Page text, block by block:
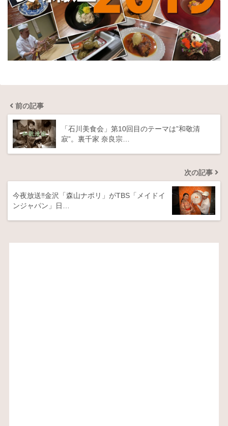
前の記事
「石川美食会」第10回目のテーマは”和敬清
寂”。裏千家 奈良宗…
次の記事
今夜放送‼️金沢「森山ナポリ」がTBS「メイドイ
ンジャパン」日…